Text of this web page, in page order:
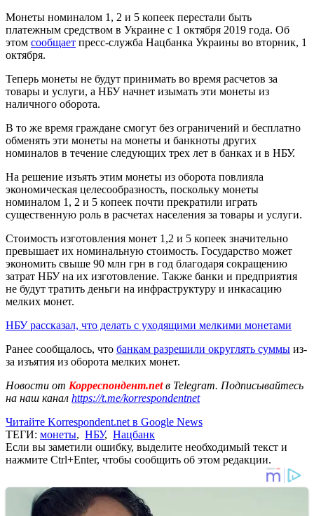
Монеты номиналом 1, 2 и 5 копеек перестали быть
платежным средством в Украине с 1 октября 2019 года. Об
этом сообщает пресс-служба Нацбанка Украины во вторник, 1
октября.
Теперь монеты не будут принимать во время расчетов за
товары и услуги, а НБУ начнет изымать эти монеты из
наличного оборота.
В то же время граждане смогут без ограничений и бесплатно
обменять эти монеты на монеты и банкноты других
номиналов в течение следующих трех лет в банках и в НБУ.
На решение изъять этим монеты из оборота повлияла
экономическая целесообразность, поскольку монеты
номиналом 1, 2 и 5 копеек почти прекратили играть
существенную роль в расчетах населения за товары и услуги.
Стоимость изготовления монет 1,2 и 5 копеек значительно
превышает их номинальную стоимость. Государство может
экономить свыше 90 млн грн в год благодаря сокращению
затрат НБУ на их изготовление. Также банки и предприятия
не будут тратить деньги на инфраструктуру и инкасацию
мелких монет.
НБУ рассказал, что делать с уходящими мелкими монетами
Ранее сообщалось, что банкам разрешили округлять суммы из-
за изъятия из оборота мелких монет.
Новости от Корреспондент.netв Telegram. Подписывайтесь
на наш канал https://t.me/korrespondentnet
Читайте Korrespondent.net в Google News
ТЕГИ: монеты, НБУ, Нацбанк
Если вы заметили ошибку, выделите необходимый текст и
нажмите Ctrl+Enter, чтобы сообщить об этом редакции.